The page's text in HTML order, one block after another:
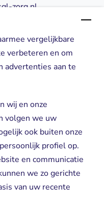
vergelijkbare
verbeteren en om
advertenties aan te
wij en onze
volgen we uw
ook buiten onze
profiel op.
en communicatie
we zo gerichte
van uw recente
zorg.nl